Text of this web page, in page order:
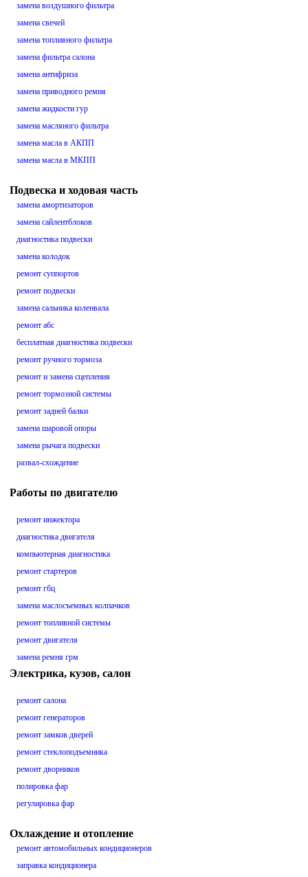
замена воздушного фильтра
замена свечей
замена топливного фильтра
замена фильтра салона
замена антифриза
замена приводного ремня
замена жидкости гур
замена масляного фильтра
замена масла в АКПП
замена масла в МКПП
Подвеска и ходовая часть
замена амортизаторов
замена сайлентблоков
диагностика подвески
замена колодок
ремонт суппортов
ремонт подвески
замена сальника коленвала
ремонт абс
бесплатная диагностика подвески
ремонт ручного тормоза
ремонт и замена сцепления
ремонт тормозной системы
ремонт задней балки
замена шаровой опоры
замена рычага подвески
развал-схождение
Работы по двигателю
ремонт инжектора
диагностика двигателя
компьютерная диагностика
ремонт стартеров
ремонт гбц
замена маслосъемных колпачков
ремонт топливной системы
ремонт двигателя
замена ремня грм
Электрика, кузов, салон
ремонт салона
ремонт генераторов
ремонт замков дверей
ремонт стеклоподъемника
ремонт дворников
полировка фар
регулировка фар
Охлаждение и отопление
ремонт автомобильных кондиционеров
заправка кондиционера